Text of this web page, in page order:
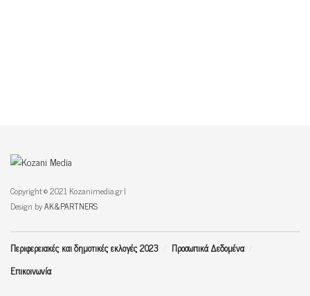
Copyright © 2021 Kozanimedia.gr |
Design byAK&PARTNERS
Περιφερειακές και δημοτικές εκλογές 2023
Προσωπικά Δεδομένα
Επικοινωνία